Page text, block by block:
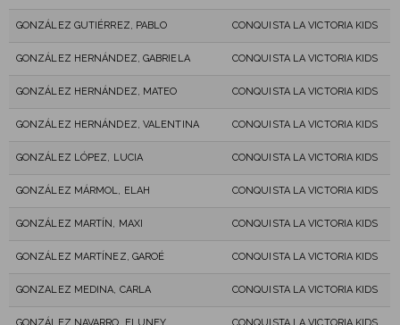
GONZÁLEZ GUTIÉRREZ, PABLO CONQUISTA LA VICTORIA KIDS
GONZÁLEZ HERNÁNDEZ, GABRIELA CONQUISTA LA VICTORIA KIDS
GONZÁLEZ HERNÁNDEZ, MATEO CONQUISTA LA VICTORIA KIDS
GONZÁLEZ HERNÁNDEZ, VALENTINA CONQUISTA LA VICTORIA KIDS
GONZÁLEZ LÓPEZ, LUCIA CONQUISTA LA VICTORIA KIDS
GONZÁLEZ MÁRMOL, ELAH CONQUISTA LA VICTORIA KIDS
GONZÁLEZ MARTÍN, MAXI CONQUISTA LA VICTORIA KIDS
GONZÁLEZ MARTÍNEZ, GAROÉ CONQUISTA LA VICTORIA KIDS
GONZALEZ MEDINA, CARLA CONQUISTA LA VICTORIA KIDS